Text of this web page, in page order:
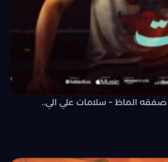
صفقه الماظ – سلامات علي الي..